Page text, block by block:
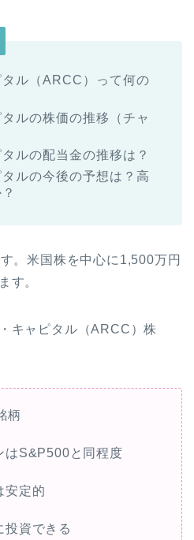
ル（ARCC）って何の
ルの株価の推移（チャ
ルの配当金の推移は？
ルの今後の予想は？高
。米国株を中心に1,500万円
す。
キャピタル（ARCC）株
柄
はS&P500と同程度
安定的
投資できる